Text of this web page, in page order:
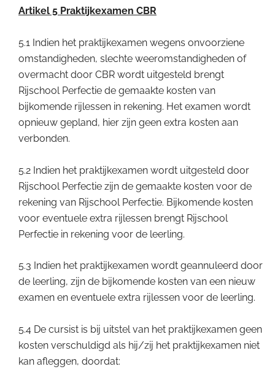
Artikel 5 Praktijkexamen CBR
5.1 Indien het praktijkexamen wegens onvoorziene
omstandigheden, slechte weeromstandigheden of
overmacht door CBR wordt uitgesteld brengt
Rijschool Perfectie de gemaakte kosten van
bijkomende rijlessen in rekening. Het examen wordt
opnieuw gepland, hier zijn geen extra kosten aan
verbonden.
5.2 Indien het praktijkexamen wordt uitgesteld door
Rijschool Perfectie zijn de gemaakte kosten voor de
rekening van Rijschool Perfectie. Bijkomende kosten
voor eventuele extra rijlessen brengt Rijschool
Perfectie in rekening voor de leerling.
5.3 Indien het praktijkexamen wordt geannuleerd door
de leerling, zijn de bijkomende kosten van een nieuw
examen en eventuele extra rijlessen voor de leerling.
5.4 De cursist is bij uitstel van het praktijkexamen geen
kosten verschuldigd als hij/zij het praktijkexamen niet
kan afleggen, doordat: